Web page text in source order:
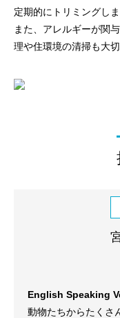
定期的にトリミングしま
また、アレルギーが関
理や住環境の清掃も大切
English Speaking
動物たちからたくさ